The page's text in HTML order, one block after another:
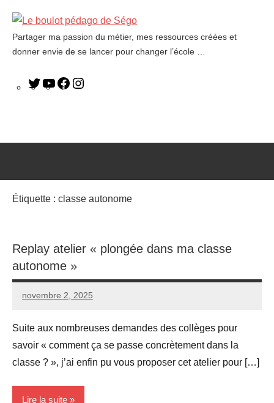
Le
boulot
Partager ma passion du métier, mes ressources créées et
donner envie de se lancer pour changer l’école …
Étiquette : classe autonome
Replay atelier « plongée dans ma classe
autonome »
novembre 2, 2025
Seg0_La_Vraie
Aucun
Suite aux nombreuses demandes des collèges pour
savoir « comment ça se passe concrètement dans la
classe ? », j’ai enfin pu vous proposer cet atelier pour […]
Lire la suite